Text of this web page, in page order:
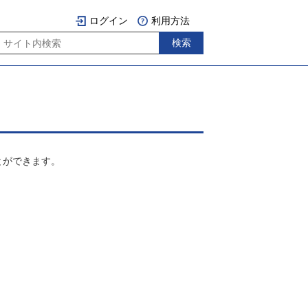
ログイン 利用方法
できます。